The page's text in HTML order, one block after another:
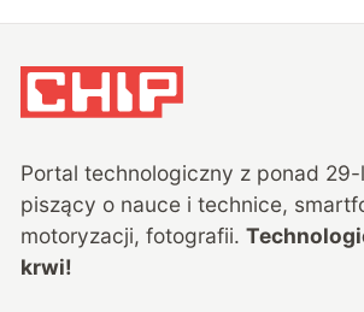
Portal technologiczny z ponad 29-
piszący o nauce i technice,
motoryzacji, fotografii.
krwi!